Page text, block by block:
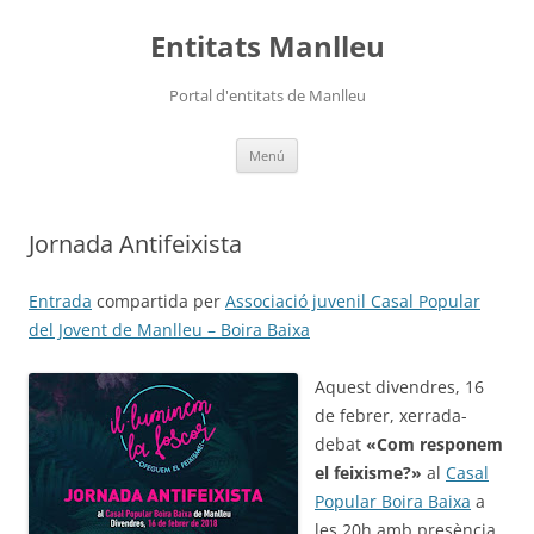
Entitats Manlleu
Portal d'entitats de Manlleu
Menú
Jornada Antifeixista
Entrada compartida per Associació juvenil Casal Popular
del Jovent de Manlleu – Boira Baixa
Aquest divendres, 16
de febrer, xerrada-
debat «Com responem
el feixisme?» al Casal
Popular Boira Baixa a